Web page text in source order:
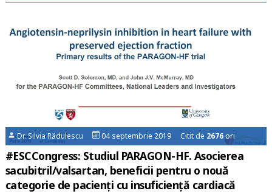
Dr. Silvia Rădulescu 04 septembrie 2019 Citit de 2676 ori
#ESCCongress: Studiul PARAGON-HF. Asocierea
sacubitril/valsartan, beneficii pentru o nouă
categorie de pacienți cu insuficiență cardiacă